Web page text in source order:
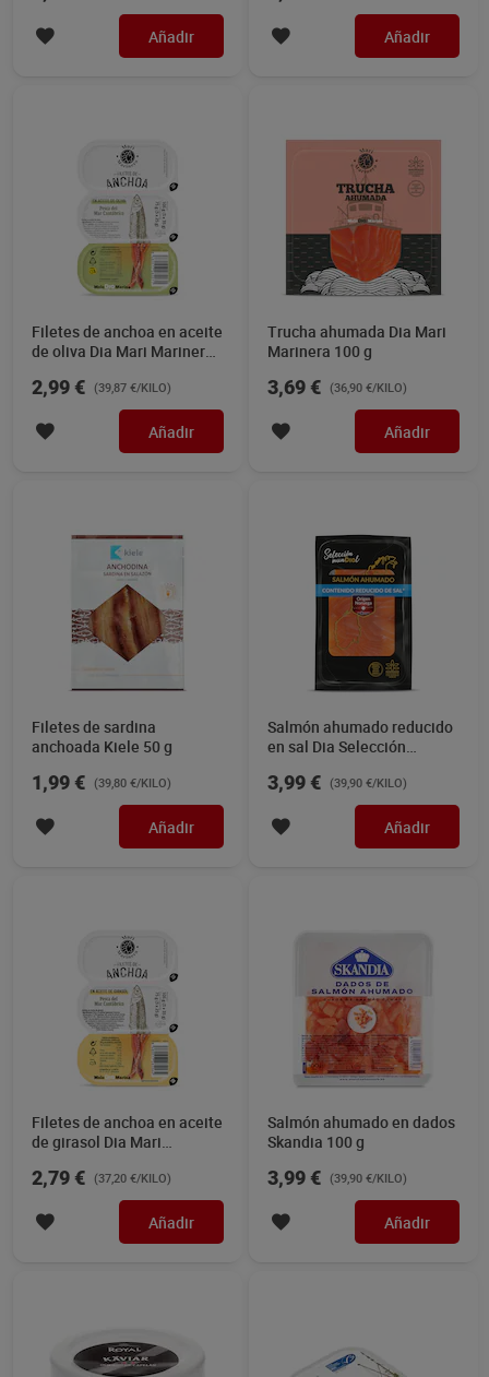
Añadir Añadir
Filetes de anchoa en aceite
de oliva Dia Mari Marinera
2,99 € (39,87 €/KILO)
Añadir
Trucha ahumada Dia Mari
Marinera 100 g
3,69 € (36,90 €/KILO)
Añadir
Filetes de sardina
anchoada Kiele 50 g
1,99 € (39,80 €/KILO)
Añadir
Salmón ahumado reducido
en sal Dia Selección
3,99 € (39,90 €/KILO)
Añadir
Filetes de anchoa en aceite
de girasol Dia Mari
2,79 € (37,20 €/KILO)
Añadir
Salmón ahumado en dados
Skandia 100 g
3,99 € (39,90 €/KILO)
Añadir